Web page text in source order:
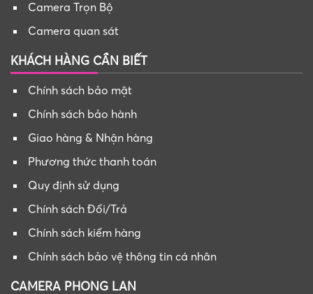
Camera Trọn Bộ
Camera quan sát
KHÁCH HÀNG CẦN BIẾT
Chính sách bảo mật
Chính sách bảo hành
Giao hàng & Nhận hàng
Phương thức thanh toán
Quy định sử dụng
Chính sách Đổi/Trả
Chính sách kiểm hàng
Chính sách bảo vệ thông tin cá nhân
CAMERA PHONG LAN